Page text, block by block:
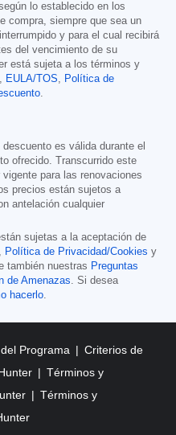
lo establecido en los
compra, siempre que sea un
y para el cual recibirá
del vencimiento de su
está sujeta a los términos y
EULA/TOS
Política de
es válida durante el
ofrecido. Transcurrido este
para las renovaciones
precios están sujetos a
antelación cualquier
sujetas a la aceptación de
Política de Privacidad/Cookies y
también nuestras Preguntas
de Amenazas . Si desea
hacerlo
Programa
Criterios de
Términos y
Términos y